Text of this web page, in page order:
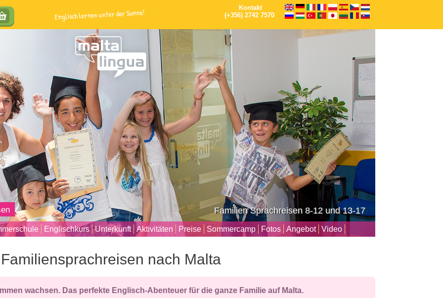
Englisch lernen unter der Sonne!
Kontakt
(+356) 2742 7570
Englischkurs Unterkunft Aktivitäten Preise Sommercamp Fotos Angebot Video
Familienprogramm Kurszertifikate
Familiensprachreisen nach Malta
wachsen. Das perfekte Englisch-Abenteuer für die ganze Familie auf Malta.